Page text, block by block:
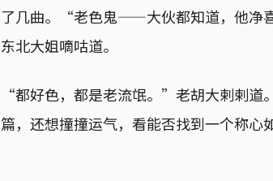
了几曲。“老色鬼——大伙都知道，他净
东北大姐嘀咕道。
“都好色，都是老流氓。”老胡大剌剌道
篇，还想撞撞运气，看能否找到一个称心